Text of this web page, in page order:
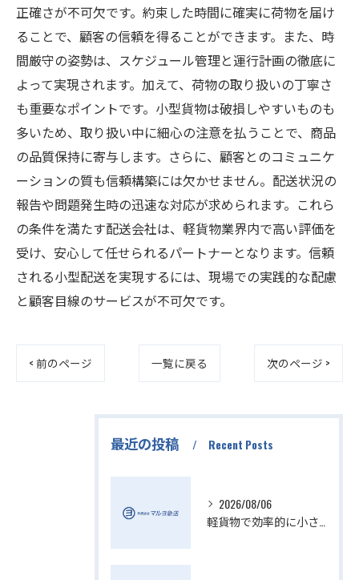
正確さが不可欠です。約束した時間に確実に荷物を届け
ることで、顧客の信頼を得ることができます。また、時
間厳守の姿勢は、スケジュール管理と運行計画の徹底に
よって実現されます。加えて、荷物の取り扱いの丁寧さ
も重要なポイントです。小型貨物は破損しやすいものも
多いため、取り扱い中に細心の注意を払うことで、商品
の品質保持に寄与します。さらに、顧客とのコミュニケ
ーションの質も信頼構築には欠かせません。配送状況の
報告や問題発生時の迅速な対応が求められます。これら
の条件を満たす配送会社は、軽貨物業界内で高い評価を
受け、安心して任せられるパートナーとなります。信頼
される小型配送を実現するには、現場での実践的な配慮
と顧客目線のサービスが不可欠です。
< 前のページ 一覧に戻る 次のページ >
最近の投稿 Recent Posts
2026/08/06